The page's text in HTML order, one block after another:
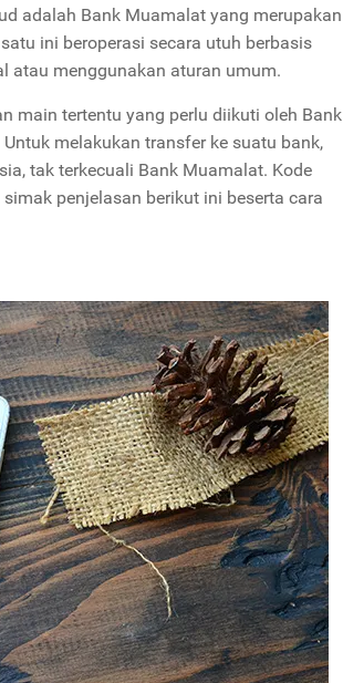
adalah Bank Muamalat yang merupakan
ini beroperasi secara utuh berbasis
atau menggunakan aturan umum.
main tertentu yang perlu diikuti oleh Bank
melakukan transfer ke suatu bank,
tak terkecuali Bank Muamalat. Kode
penjelasan berikut ini beserta cara